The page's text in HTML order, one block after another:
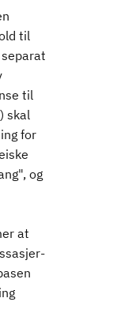
til
til
skal
for
og
at